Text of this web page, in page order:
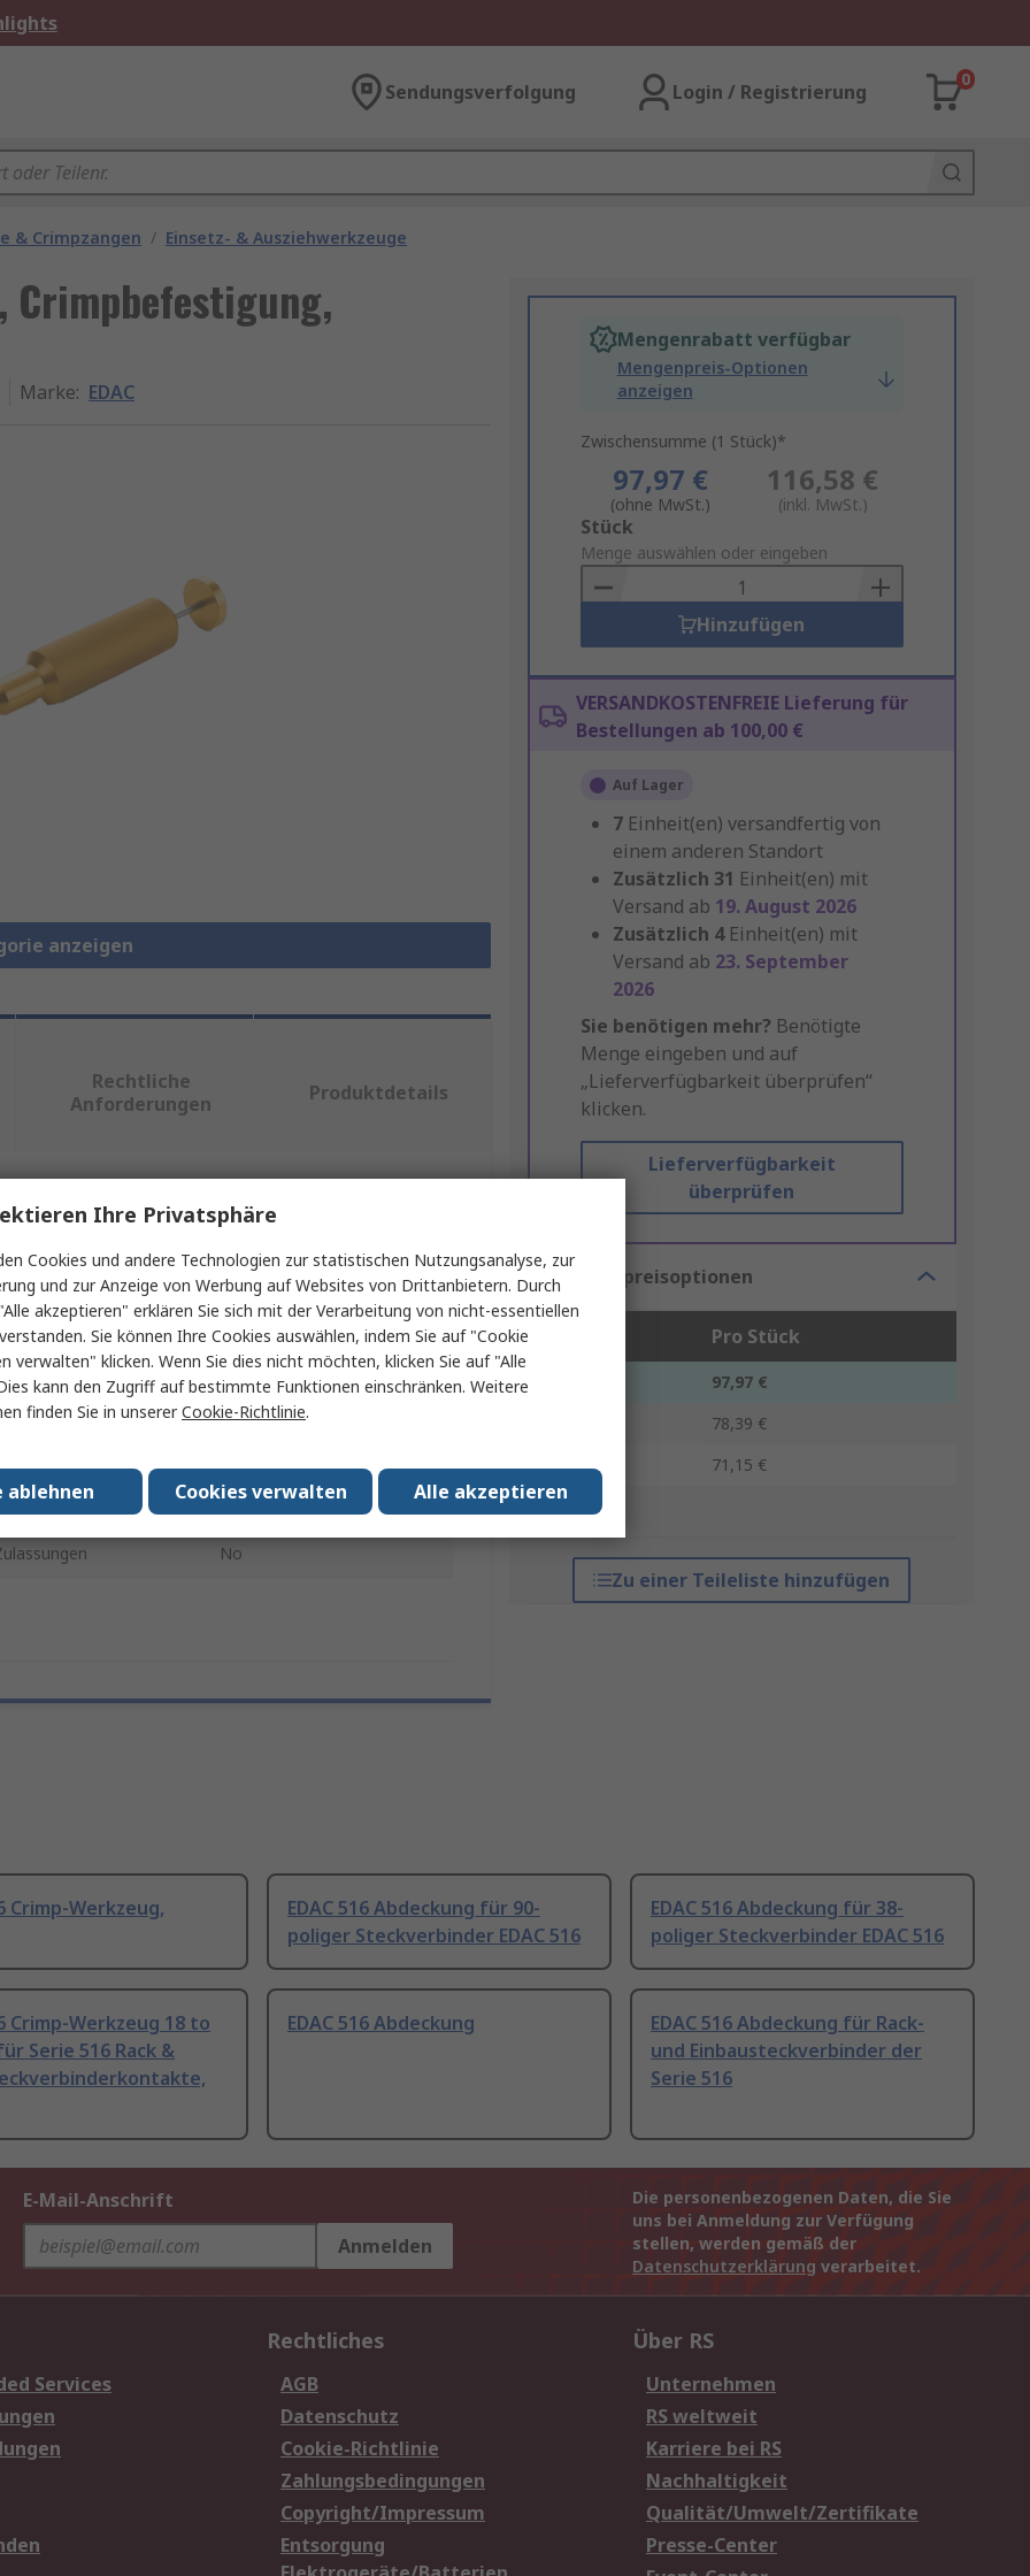
Sendungsverfolgung Login / Registrierung
0
& Crimpzangen / Einsetz- & Ausziehwerkzeuge
Crimpbefestigung,
Marke: EDAC
anzeigen
Mengenrabatt verfügbar
Mengenpreis-Optionen
anzeigen
Zwischensumme (1 Stück)*
97,97 €
(ohne MwSt.)
116,58 €
(inkl. MwSt.)
Add
to
Basket
Stück
Menge auswählen oder eingeben
Hinzufügen
VERSANDKOSTENFREIE Lieferung für
Bestellungen ab 100,00 €
Auf Lager
7 Einheit(en) versandfertig von
einem anderen Standort
Zusätzlich 31 Einheit(en) mit
Versand ab 19. August 2026
Zusätzlich 4 Einheit(en) mit
Versand ab 23. September
2026
Sie benötigen mehr? Benötigte
Menge eingeben und auf
„Lieferverfügbarkeit überprüfen“
klicken.
Lieferverfügbarkeit
überprüfen
Mengenpreisoptionen
Pro Stück
97,97 €
78,39 €
5 +
71,15 €
*Richtpreis
Zu einer Teileliste hinzufügen
Rechtliche
Anforderungen
Produktdetails
oder mehrere Eigenschaften auswählen.
Wert
EDAC
Crimpbefestigung
Ausziehwerkzeug
No
Crimp-Werkzeug,
EDAC 516 Abdeckung für 90-
poliger Steckverbinder EDAC 516
EDAC 516 Abdeckung für 38-
poliger Steckverbinder EDAC 516
Crimp-Werkzeug 18 to
Serie 516 Rack &
EDAC 516 Abdeckung
EDAC 516 Abdeckung für Rack-
und Einbausteckverbinder der
Serie 516
E-Mail-Anschrift
Anmelden
Die personenbezogenen Daten, die Sie
uns bei Anmeldung zur Verfügung
stellen, werden gemäß der
Datenschutzerklärung verarbeitet.
Services
Rechtliches
AGB
Datenschutz
Cookie-Richtlinie
Zahlungsbedingungen
Copyright/Impressum
Entsorgung
Über RS
Unternehmen
RS weltweit
Karriere bei RS
Nachhaltigkeit
Qualität/Umwelt/Zertifikate
Presse-Center
Ihre Privatsphäre
Cookies und andere Technologien zur statistischen Nutzungsanalyse, zur
und zur Anzeige von Werbung auf Websites von Drittanbietern. Durch
akzeptieren" erklären Sie sich mit der Verarbeitung von nicht-essentiellen
Sie können Ihre Cookies auswählen, indem Sie auf "Cookie
verwalten" klicken. Wenn Sie dies nicht möchten, klicken Sie auf "Alle
kann den Zugriff auf bestimmte Funktionen einschränken. Weitere
finden Sie in unsererCookie-Richtlinie.
Alle akzeptieren
Cookies verwalten
ablehnen